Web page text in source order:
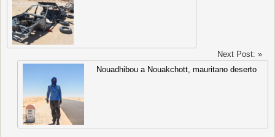
Next Post: »
Nouadhibou a Nouakchott, mauritano deserto